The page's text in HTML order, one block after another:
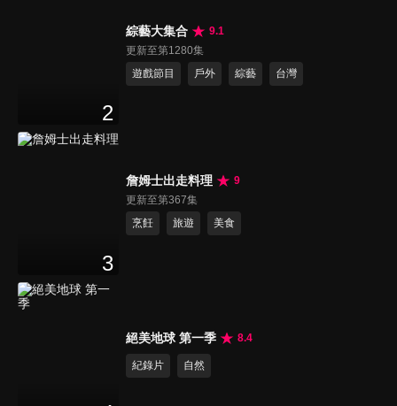
2
綜藝大集合
9.1
更新至第1280集
遊戲節目
戶外 綜藝 台灣
3
詹姆士出走料理
9
更新至第367集
烹飪
旅遊 美食
絕美地球 第一季 8.4
紀錄片 自然